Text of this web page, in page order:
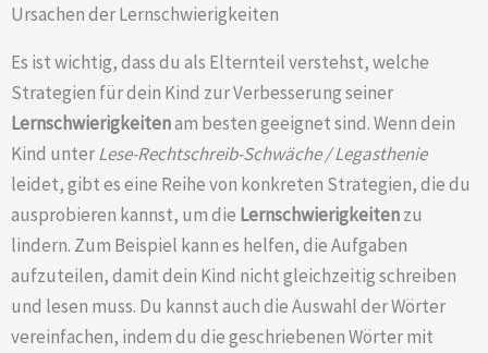
Ursachen der Lernschwierigkeiten
Es ist wichtig, dass du als Elternteil verstehst, welche
Strategien für dein Kind zur Verbesserung seiner
Lernschwierigkeitenam besten geeignet sind. Wenn dein
Kind unterLese-Rechtschreib-Schwäche / Legasthenie
leidet, gibt es eine Reihe von konkreten Strategien, die du
ausprobieren kannst, um die Lernschwierigkeitenzu
lindern. Zum Beispiel kann es helfen, die Aufgaben
aufzuteilen, damit dein Kind nicht gleichzeitig schreiben
und lesen muss. Du kannst auch die Auswahl der Wörter
vereinfachen, indem du die geschriebenen Wörter mit